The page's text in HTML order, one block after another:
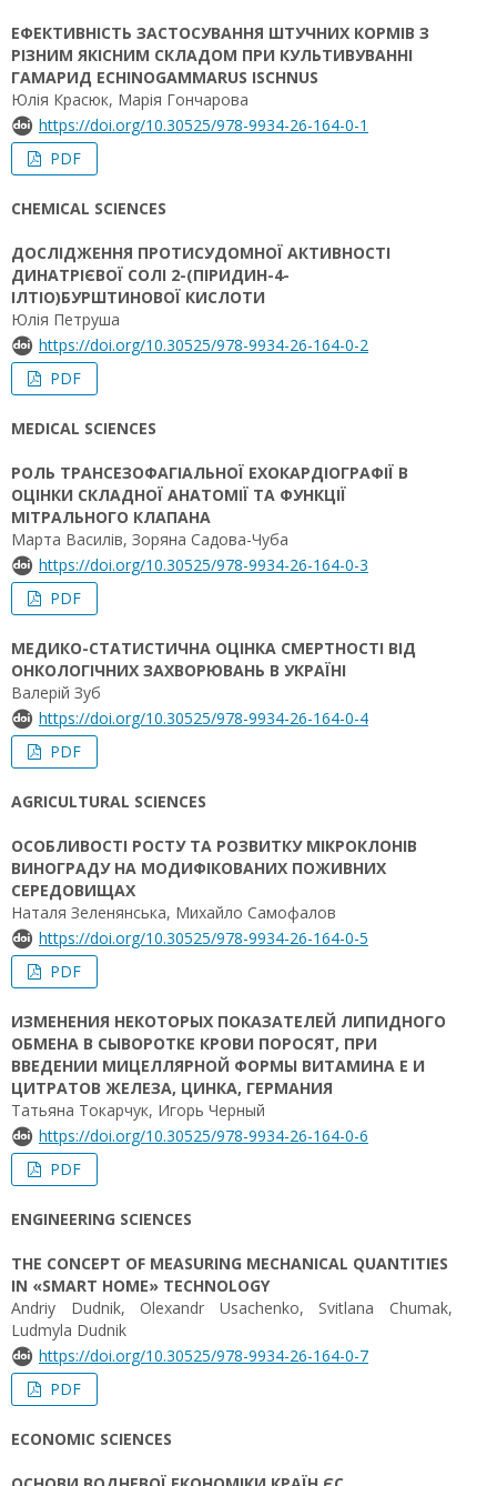
ЕФЕКТИВНІСТЬ ЗАСТОСУВАННЯ ШТУЧНИХ КОРМІВ З
РІЗНИМ ЯКІСНИМ СКЛАДОМ ПРИ КУЛЬТИВУВАННІ
ГАМАРИД ECHINOGAMMARUS ISCHNUS
Юлія Красюк, Марія Гончарова
https://doi.org/10.30525/978-9934-26-164-0-1
PDF
CHEMICAL SCIENCES
ДОСЛІДЖЕННЯ ПРОТИСУДОМНОЇ АКТИВНОСТІ
ДИНАТРІЄВОЇ СОЛІ 2-(ПІРИДИН-4-
ІЛТІО)БУРШТИНОВОЇ КИСЛОТИ
Юлія Петруша
https://doi.org/10.30525/978-9934-26-164-0-2
PDF
MEDICAL SCIENCES
РОЛЬ ТРАНСЕЗОФАГІАЛЬНОЇ ЕХОКАРДІОГРАФІЇ В
ОЦІНКИ СКЛАДНОЇ АНАТОМІЇ ТА ФУНКЦІЇ
МІТРАЛЬНОГО КЛАПАНА
Марта Василів, Зоряна Садова-Чуба
https://doi.org/10.30525/978-9934-26-164-0-3
PDF
МЕДИКО-СТАТИСТИЧНА ОЦІНКА СМЕРТНОСТІ ВІД
ОНКОЛОГІЧНИХ ЗАХВОРЮВАНЬ В УКРАЇНІ
Валерій Зуб
https://doi.org/10.30525/978-9934-26-164-0-4
PDF
AGRICULTURAL SCIENCES
ОСОБЛИВОСТІ РОСТУ ТА РОЗВИТКУ МІКРОКЛОНІВ
ВИНОГРАДУ НА МОДИФІКОВАНИХ ПОЖИВНИХ
СЕРЕДОВИЩАХ
Наталя Зеленянська, Михайло Самофалов
https://doi.org/10.30525/978-9934-26-164-0-5
PDF
ИЗМЕНЕНИЯ НЕКОТОРЫХ ПОКАЗАТЕЛЕЙ ЛИПИДНОГО
ОБМЕНА В СЫВОРОТКЕ КРОВИ ПОРОСЯТ, ПРИ
ВВЕДЕНИИ МИЦЕЛЛЯРНОЙ ФОРМЫ ВИТАМИНА Е И
ЦИТРАТОВ ЖЕЛЕЗА, ЦИНКА, ГЕРМАНИЯ
Татьяна Токарчук, Игорь Черный
https://doi.org/10.30525/978-9934-26-164-0-6
PDF
ENGINEERING SCIENCES
THE CONCEPT OF MEASURING MECHANICAL QUANTITIES
IN «SMART HOME» TECHNOLOGY
Аndriy Dudnik, Olexandr Usachenko, Svіtlana Chumak,
Ludmyla Dudnik
https://doi.org/10.30525/978-9934-26-164-0-7
PDF
ECONOMIC SCIENCES